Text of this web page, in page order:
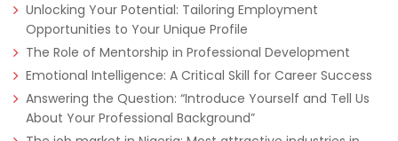
Tanzania Educate! Full Time
Unlocking Your Potential: Tailoring Employment
Opportunities to Your Unique Profile
The Role of Mentorship in Professional Development
Emotional Intelligence: A Critical Skill for Career Success
Answering the Question: “Introduce Yourself and Tell Us
About Your Professional Background”